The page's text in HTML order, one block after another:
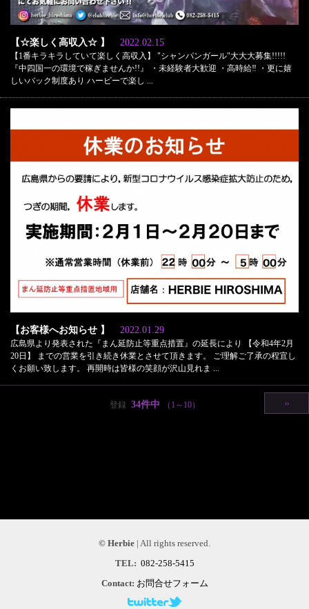
【☆楽しく高収入☆ 】 2022.02.15
【1番キラキラしていて楽しく高収入】 "シャンパンガール"大大大募集!!!!!
『中四国一の環境で稼ぎませんか!!』 ・未経験者大歓迎 ・高時給‼️ ・更に嬉
しいバック制度あり ハービーで楽し ...
【お客様へお知らせ 】 2022.01.29
広島県より発表された『まん延防止等重点措置』の延長により 【令和4年2月
20日】 までの営業を引き続き休業とさせて頂きます。 ご理解ご了承の程宜し
くお願い致します。 再開時は皆様の笑顔が沢山見れま ...
登録 34件中 （1～10） »
© Herbie | All rights reserved.
TEL: 082-258-5415
Contact: お問合せフォーム